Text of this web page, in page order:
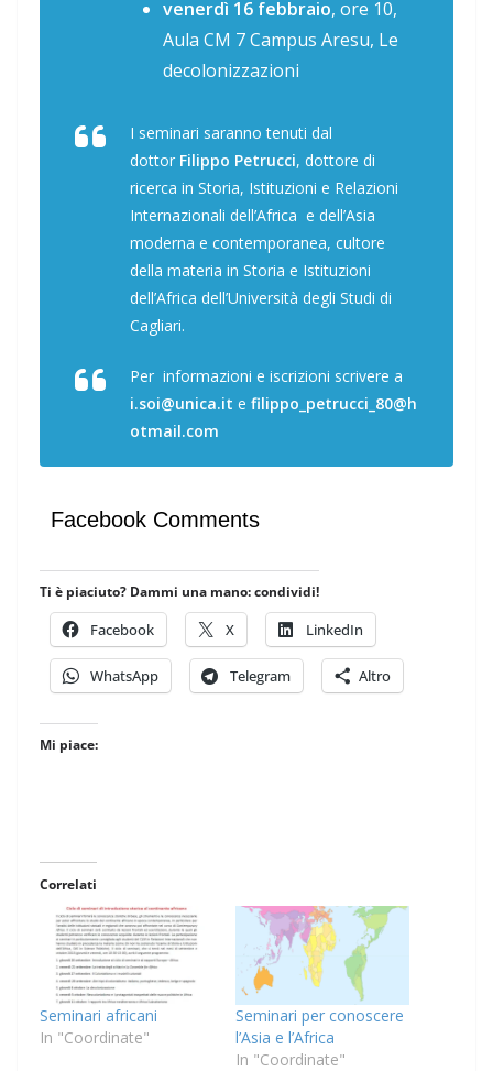
venerdì 16 febbraio, ore 10,
Aula CM 7 Campus Aresu, Le
decolonizzazioni
I seminari saranno tenuti dal
dottor Filippo Petrucci, dottore di
ricerca in Storia, Istituzioni e Relazioni
Internazionali dell’Africa e dell’Asia
moderna e contemporanea, cultore
della materia in Storia e Istituzioni
dell’Africa dell’Università degli Studi di
Cagliari.
Per informazioni e iscrizioni scrivere a
i.soi@unica.it e filippo_petrucci_80@h
otmail.com
Facebook Comments
Ti è piaciuto? Dammi una mano: condividi!
Facebook X LinkedIn
WhatsApp Telegram Altro
Mi piace:
Correlati
Seminari africani
In "Coordinate"
Seminari per conoscere
l’Asia e l’Africa
In "Coordinate"